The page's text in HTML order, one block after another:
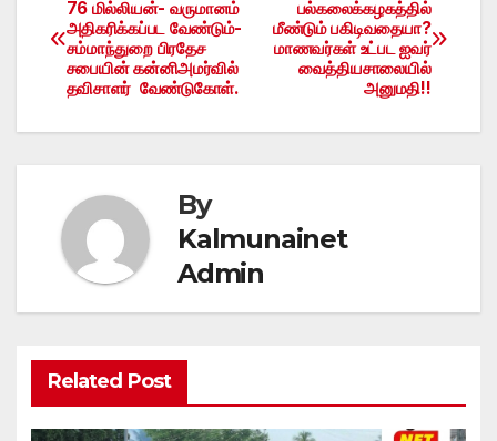
navigation
பல்கலைக்கழகத்தில்
மீண்டும் பகிடிவதையா?
மாணவர்கள் உட்பட ஐவர்
வைத்தியசாலையில்
அனுமதி!!
76 மில்லியன்- வருமானம்
அதிகரிக்கப்பட வேண்டும்-
சம்மாந்துறை பிரதேச
சபையின் கன்னிஅமர்வில்
தவிசாளர் வேண்டுகோள்.
By
Kalmunainet
Admin
Related Post